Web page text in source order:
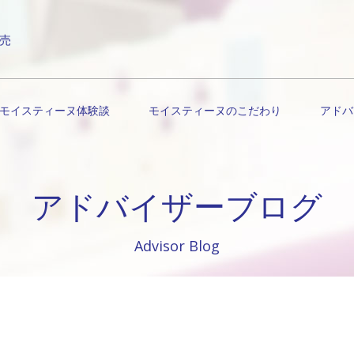
モイスティーヌ体験談 モイスティーヌのこだわり アド
アドバイザーブログ
Advisor Blog